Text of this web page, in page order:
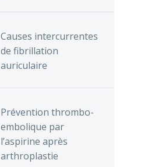
Causes intercurrentes
de fibrillation
auriculaire
Prévention thrombo-
embolique par
l’aspirine après
arthroplastie